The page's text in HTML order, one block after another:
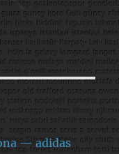
— adidas